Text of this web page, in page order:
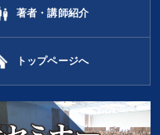
著者・講師紹介
トップページへ